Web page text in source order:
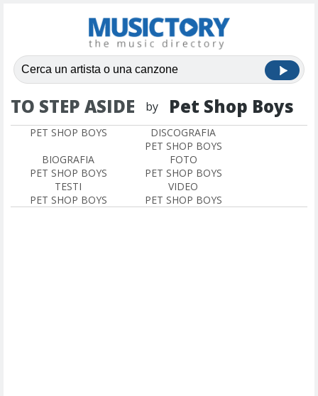
TO STEP ASIDE by Pet Shop Boys
PET SHOP BOYS
DISCOGRAFIA
PET SHOP BOYS
BIOGRAFIA
PET SHOP BOYS
FOTO
PET SHOP BOYS
TESTI
PET SHOP BOYS
VIDEO
PET SHOP BOYS